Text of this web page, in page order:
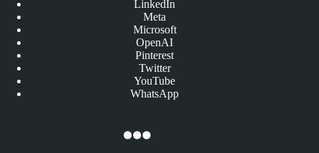
LinkedIn
Meta
Microsoft
OpenAI
Pinterest
Twitter
YouTube
WhatsApp